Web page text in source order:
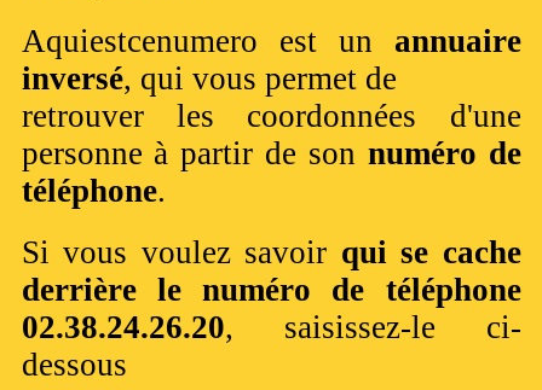
Aquiestcenumero est un annuaire
inversé, qui vous permet de
retrouver les coordonnées d'une
personne à partir de son numéro de
téléphone.
Si vous voulez savoir qui se cache
derrière le numéro de téléphone
02.38.24.26.20, saisissez-le ci-
dessous